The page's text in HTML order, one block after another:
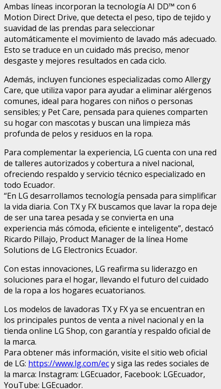
Ambas líneas incorporan la tecnología AI DD™ con 6
Motion Direct Drive, que detecta el peso, tipo de tejido y
suavidad de las prendas para seleccionar
automáticamente el movimiento de lavado más adecuado.
Esto se traduce en un cuidado más preciso, menor
desgaste y mejores resultados en cada ciclo.
Además, incluyen funciones especializadas como Allergy
Care, que utiliza vapor para ayudar a eliminar alérgenos
comunes, ideal para hogares con niños o personas
sensibles; y Pet Care, pensada para quienes comparten
su hogar con mascotas y buscan una limpieza más
profunda de pelos y residuos en la ropa.
Para complementar la experiencia, LG cuenta con una red
de talleres autorizados y cobertura a nivel nacional,
ofreciendo respaldo y servicio técnico especializado en
todo Ecuador.
“En LG desarrollamos tecnología pensada para simplificar
la vida diaria. Con TX y FX buscamos que lavar la ropa deje
de ser una tarea pesada y se convierta en una
experiencia más cómoda, eficiente e inteligente”, destacó
Ricardo Pillajo, Product Manager de la línea Home
Solutions de LG Electronics Ecuador.
Con estas innovaciones, LG reafirma su liderazgo en
soluciones para el hogar, llevando el futuro del cuidado
de la ropa a los hogares ecuatorianos.
Los modelos de lavadoras TX y FX ya se encuentran en
los principales puntos de venta a nivel nacional y en la
tienda online LG Shop, con garantía y respaldo oficial de
la marca.
Para obtener más información, visite el sitio web oficial
de LG: https://www.lg.com/ecy siga las redes sociales de
la marca: Instagram: LGEcuador, Facebook: LGEcuador,
YouTube: LGEcuador.